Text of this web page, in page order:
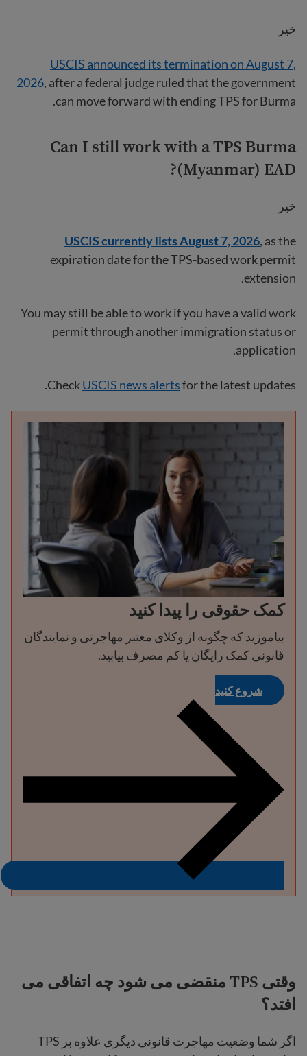
خیر
USCIS announced its termination on August 7,
2026, after a federal judge ruled that the government
can move forward with ending TPS for Burma.
Can I still work with a TPS Burma
(Myanmar) EAD?
خیر
USCIS currently lists August 7, 2026, as the
expiration date for the TPS-based work permit
extension.
You may still be able to work if you have a valid work
permit through another immigration status or
application.
CheckUSCIS news alertsfor the latest updates.
کمک حقوقی را پیدا کنید
بیاموزید که چگونه از وکلای معتبر مهاجرتی و نمایندگان
قانونی کمک رایگان یا کم مصرف بیابید.
شروع کنید
وقتی TPS منقضی می شود چه اتفاقی می
افتد؟
اگر شما وضعیت مهاجرت قانونی دیگری علاوه بر TPS